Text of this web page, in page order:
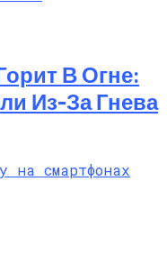
В Огне:
Из-За Гнева